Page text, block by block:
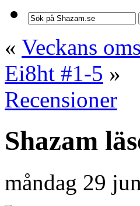
« Veckans
Ei8ht #1-5 »
Recensioner
Shazam
måndag 29